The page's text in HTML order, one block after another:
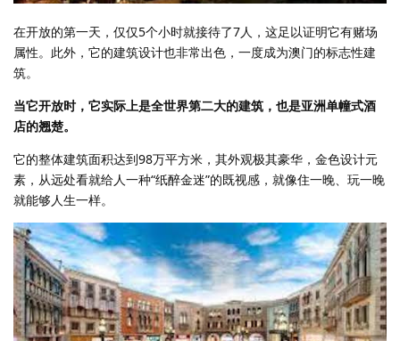
在开放的第一天，仅仅5个小时就接待了7人，这足以证明它有赌场
属性。此外，它的建筑设计也非常出色，一度成为澳门的标志性建
筑。
当它开放时，它实际上是全世界第二大的建筑，也是亚洲单幢式酒
店的翘楚。
它的整体建筑面积达到98万平方米，其外观极其豪华，金色设计元
素，从远处看就给人一种“纸醉金迷”的既视感，就像住一晚、玩一晚
就能够人生一样。